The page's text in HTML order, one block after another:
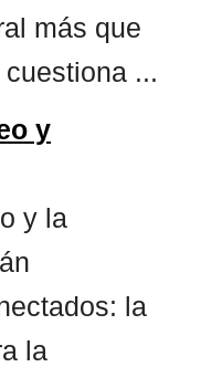
más que
...
y
y la
la
la